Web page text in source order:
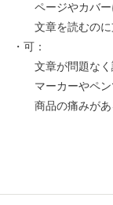
ページやカバー
文章を読むのに
・可：
文章が問題なく
マーカーやペン
商品の痛みがあ